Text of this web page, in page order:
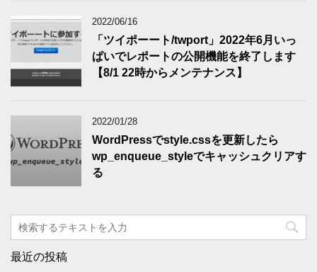
2022/06/16
「ツイポーート/twport」2022年6月いっ
ぱいでレポートの公開機能を終了します
【8/1 22時からメンテナンス】
2022/01/28
WordPressでstyle.cssを更新したら
wp_enqueue_styleでキャッシュクリアす
る
最近の投稿